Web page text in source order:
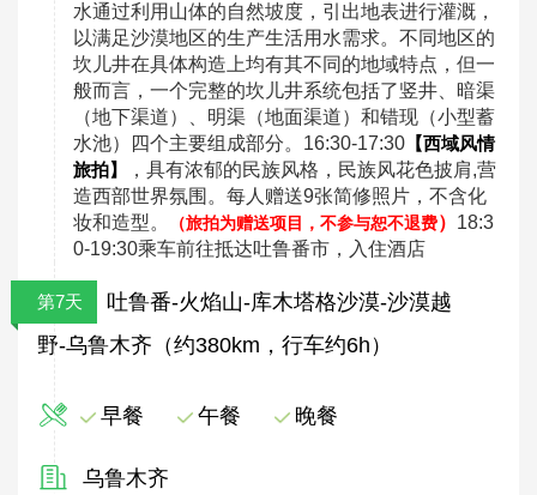
水通过利用山体的自然坡度，引出地表进行灌溉，
以满足沙漠地区的生产生活用水需求。不同地区的
坎儿井在具体构造上均有其不同的地域特点，但一
般而言，一个完整的坎儿井系统包括了竖井、暗渠
（地下渠道）、明渠（地面渠道）和错现（小型蓄
水池）四个主要组成部分。16:30-17:30 【西域风情
旅拍】
，具有浓郁的民族风格，民族风花色披肩,营
造西部世界氛围。 每人赠送9张简修照片，不含化
妆和造型。
（旅拍为赠送项目，不参与恕不退费） 18:3
0-19:30乘车前往抵达吐鲁番市，入住酒店
第7天
吐鲁番-火焰山-库木塔格沙漠-沙漠越
野-乌鲁木齐（约380km，行车约6h）
早餐 午餐 晚餐
乌鲁木齐